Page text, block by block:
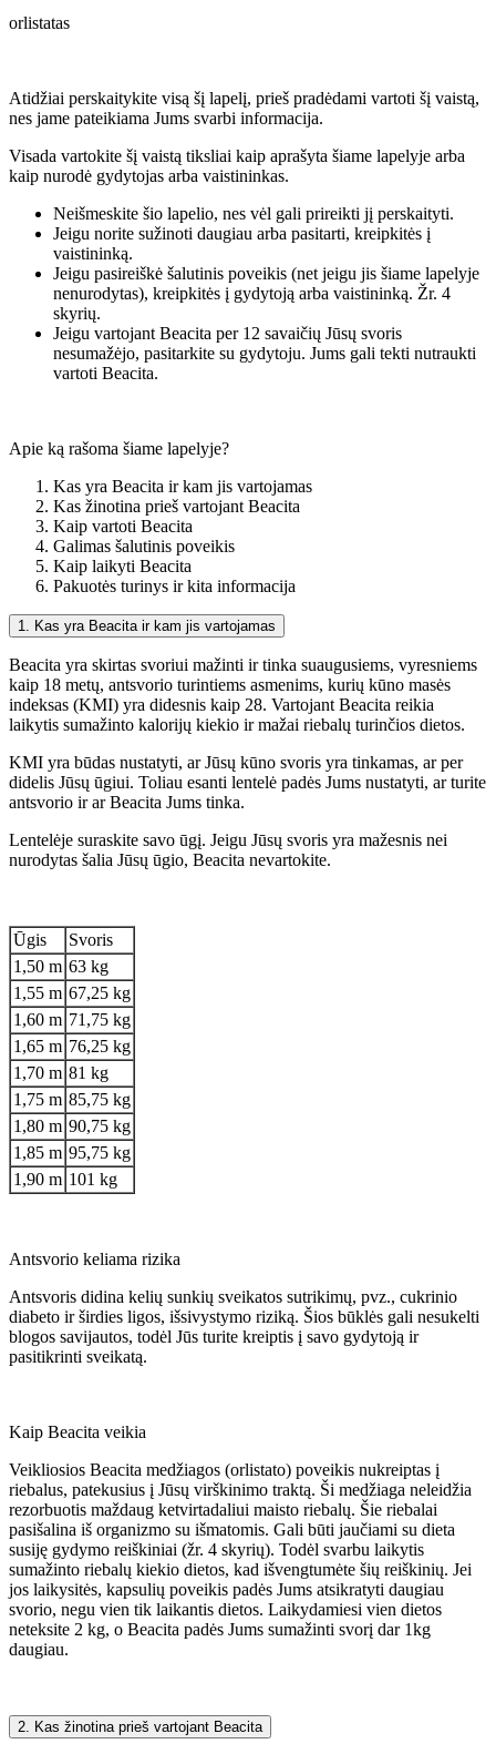
orlistatas
Atidžiai perskaitykite visą šį lapelį, prieš pradėdami vartoti šį vaistą,
nes jame pateikiama Jums svarbi informacija.
Visada vartokite šį vaistą tiksliai kaip aprašyta šiame lapelyje arba
kaip nurodė gydytojas arba vaistininkas.
Neišmeskite šio lapelio, nes vėl gali prireikti jį perskaityti.
Jeigu norite sužinoti daugiau arba pasitarti, kreipkitės į
vaistininką.
Jeigu pasireiškė šalutinis poveikis (net jeigu jis šiame lapelyje
nenurodytas), kreipkitės į gydytoją arba vaistininką. Žr. 4
skyrių.
Jeigu vartojant Beacita per 12 savaičių Jūsų svoris
nesumažėjo, pasitarkite su gydytoju. Jums gali tekti nutraukti
vartoti Beacita.
Apie ką rašoma šiame lapelyje?
Kas yra Beacita ir kam jis vartojamas
Kas žinotina prieš vartojant Beacita
Kaip vartoti Beacita
Galimas šalutinis poveikis
Kaip laikyti Beacita
Pakuotės turinys ir kita informacija
1. Kas yra Beacita ir kam jis vartojamas
Beacita yra skirtas svoriui mažinti ir tinka suaugusiems, vyresniems
kaip 18 metų, antsvorio turintiems asmenims, kurių kūno masės
indeksas (KMI) yra didesnis kaip 28. Vartojant Beacita reikia
laikytis sumažinto kalorijų kiekio ir mažai riebalų turinčios dietos.
KMI yra būdas nustatyti, ar Jūsų kūno svoris yra tinkamas, ar per
didelis Jūsų ūgiui. Toliau esanti lentelė padės Jums nustatyti, ar turite
antsvorio ir ar Beacita Jums tinka.
Lentelėje suraskite savo ūgį. Jeigu Jūsų svoris yra mažesnis nei
nurodytas šalia Jūsų ūgio, Beacita nevartokite.
Ūgis
Svoris
1,50 m 63 kg
1,55 m 67,25 kg
1,60 m 71,75 kg
1,65 m 76,25 kg
1,70 m 81 kg
1,75 m 85,75 kg
1,80 m 90,75 kg
1,85 m 95,75 kg
1,90 m 101 kg
Antsvorio keliama rizika
Antsvoris didina kelių sunkių sveikatos sutrikimų, pvz., cukrinio
diabeto ir širdies ligos, išsivystymo riziką. Šios būklės gali nesukelti
blogos savijautos, todėl Jūs turite kreiptis į savo gydytoją ir
pasitikrinti sveikatą.
Kaip Beacita veikia
Veikliosios Beacita medžiagos (orlistato) poveikis nukreiptas į
riebalus, patekusius į Jūsų virškinimo traktą. Ši medžiaga neleidžia
rezorbuotis maždaug ketvirtadaliui maisto riebalų. Šie riebalai
pasišalina iš organizmo su išmatomis. Gali būti jaučiami su dieta
susiję gydymo reiškiniai (žr. 4 skyrių). Todėl svarbu laikytis
sumažinto riebalų kiekio dietos, kad išvengtumėte šių reiškinių. Jei
jos laikysitės, kapsulių poveikis padės Jums atsikratyti daugiau
svorio, negu vien tik laikantis dietos. Laikydamiesi vien dietos
neteksite 2 kg, o Beacita padės Jums sumažinti svorį dar 1kg
daugiau.
2. Kas žinotina prieš vartojant Beacita